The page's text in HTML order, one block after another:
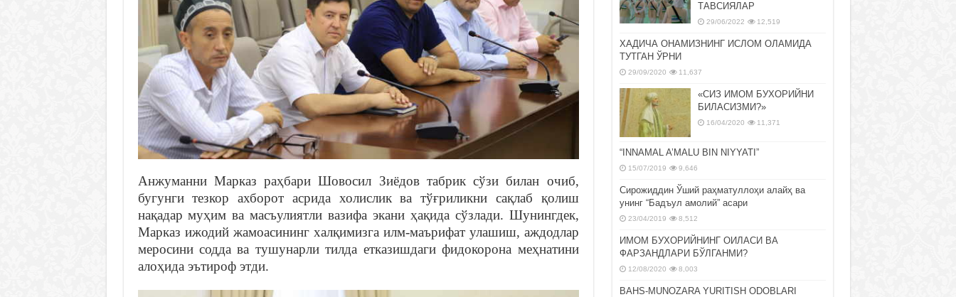
Анжуманни Марказ раҳбари Шовосил Зиёдов табрик сўзи билан очиб,
бугунги тезкор ахборот асрида холислик ва тўғриликни сақлаб қолиш
нақадар муҳим ва масъулиятли вазифа экани ҳақида сўзлади. Шунингдек,
Марказ ижодий жамоасининг халқимизга илм-маърифат улашиш, аждодлар
меросини содда ва тушунарли тилда етказишдаги фидокорона меҳнатини
алоҳида эътироф этди.
ТАВСИЯЛАР
29/06/2022 12,519
ХАДИЧА ОНАМИЗНИНГ ИСЛОМ ОЛАМИДА
ТУТГАН ЎРНИ
29/09/2020 11,637
«СИЗ ИМОМ БУХОРИЙНИ
БИЛАСИЗМИ?»
16/04/2020 11,371
“INNAMAL A’MALU BIN NIYYATI”
15/07/2019 9,646
Сирожиддин Ўший раҳматуллоҳи алайҳ ва
унинг “Бадъул амолий” асари
23/04/2019 8,512
ИМОМ БУХОРИЙНИНГ ОИЛАСИ ВА
ФАРЗАНДЛАРИ БЎЛГАНМИ?
12/08/2020 8,003
BAHS-MUNOZARA YURITISH ODOBLARI